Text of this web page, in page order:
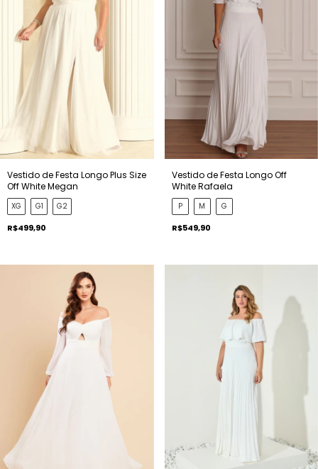
Vestido de Festa Longo Plus Size
Off White Megan
XG G1 G2
R$499,90
Vestido de Festa Longo Off
White Rafaela
P M G
R$549,90